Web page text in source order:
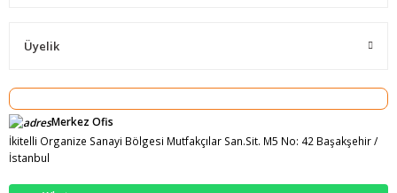
Üyelik
Merkez Ofis
İkitelli Organize Sanayi Bölgesi Mutfakçılar San.Sit. M5 No: 42 Başakşehir /
İstanbul